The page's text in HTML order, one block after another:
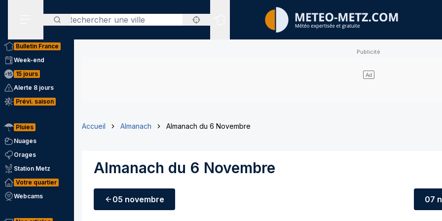
Rechercher
Sites expertisés
Bulletin France
Week-end
15 jours
Alerte 8 jours
Prévi. saison
Pluies
Nuages
Orages
Station Metz
Votre quartier
Webcams
Accueil Almanach Almanach du 6 Novembre
Almanach du 6 Novembre
05 novembre 07